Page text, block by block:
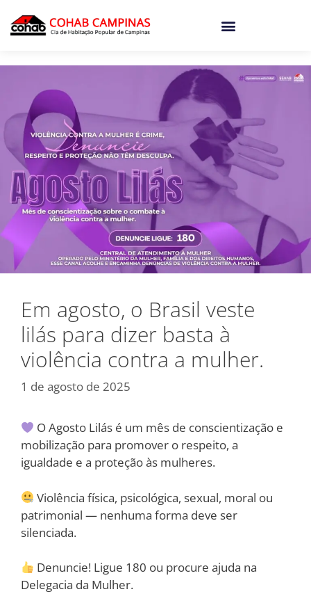
conteúdo
Em agosto, o Brasil veste
lilás para dizer basta à
violência contra a mulher.
1 de agosto de 2025
O Agosto Lilás é um mês de conscientização e
mobilização para promover o respeito, a
igualdade e a proteção às mulheres.
Violência física, psicológica, sexual, moral ou
patrimonial — nenhuma forma deve ser
silenciada.
Denuncie! Ligue 180 ou procure ajuda na
Delegacia da Mulher.